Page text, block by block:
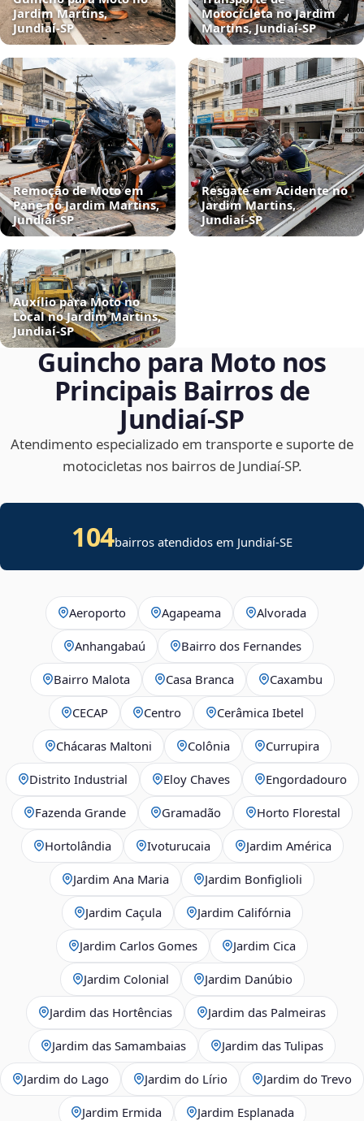
Jardim Martins,
Jundiaí‑SP
Motocicleta no Jardim
Martins, Jundiaí‑SP
Remoção de Moto em
Pane no Jardim Martins,
Jundiaí‑SP
Resgate em Acidente no
Jardim Martins,
Jundiaí‑SP
Auxílio para Moto no
Local no Jardim Martins,
Jundiaí‑SP
Guincho para Moto nos
Principais Bairros de
Jundiaí‑SP
Atendimento especializado em transporte e suporte de
motocicletas nos bairros de Jundiaí‑SP.
104bairros atendidos em Jundiaí-SE
Aeroporto Agapeama Alvorada
Anhangabaú Bairro dos Fernandes
Bairro Malota Casa Branca Caxambu
CECAP Centro Cerâmica Ibetel
Chácaras Maltoni Colônia Currupira
Distrito Industrial Eloy Chaves Engordadouro
Fazenda Grande Gramadão Horto Florestal
Hortolândia Ivoturucaia Jardim América
Jardim Ana Maria Jardim Bonfiglioli
Jardim Caçula Jardim Califórnia
Jardim Carlos Gomes Jardim Cica
Jardim Colonial Jardim Danúbio
Jardim das Hortências Jardim das Palmeiras
Jardim das Samambaias Jardim das Tulipas
Jardim do Lago Jardim do Lírio Jardim do Trevo
Jardim Ermida Jardim Esplanada